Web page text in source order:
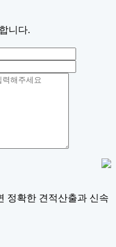
니다.
정확한 견적산출과 신속